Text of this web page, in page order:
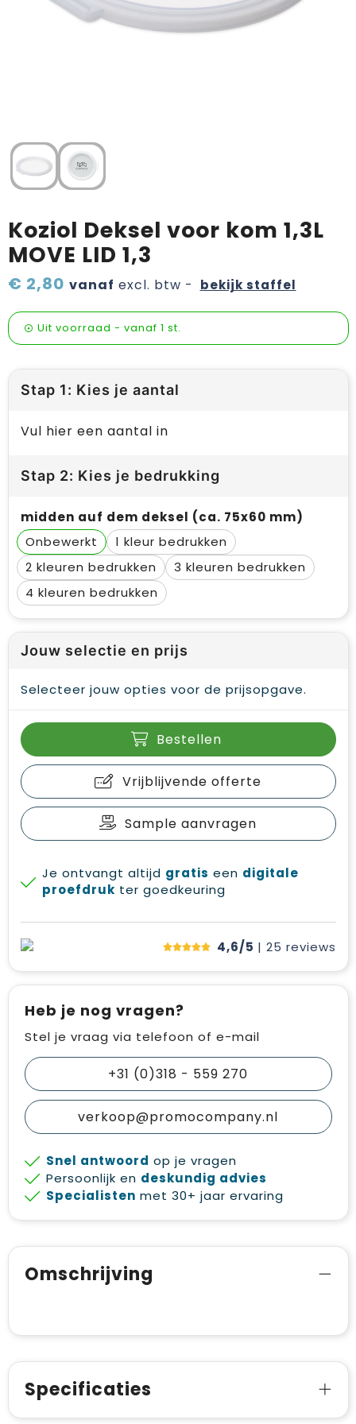
Verzorging & welness
Wijn, bier en proeverij
Zomerpakketten
Koziol Deksel voor kom 1,3L
MOVE LID 1,3
€ 2,80 vanaf excl. btw - bekijk staffel
Uit voorraad - vanaf 1 st.
Stap 1: Kies je aantal
Vul hier een aantal in
Stap 2: Kies je bedrukking
midden auf dem deksel (ca. 75x60 mm)
Onbewerkt
1
2
3
4
Jouw selectie en prijs
Selecteer jouw opties voor de prijsopgave.
Bestellen
Vrijblijvende offerte
Sample aanvragen
Je ontvangt altijd gratis een digitale
proefdruk ter goedkeuring
4,6/5 | 25 reviews
Heb je nog vragen?
Stel je vraag via telefoon of e-mail
+31 (0)318 - 559 270
verkoop@promocompany.nl
Snel antwoord op je vragen
Persoonlijk en deskundig advies
Specialisten met 30+ jaar ervaring
Omschrijving
Specificaties